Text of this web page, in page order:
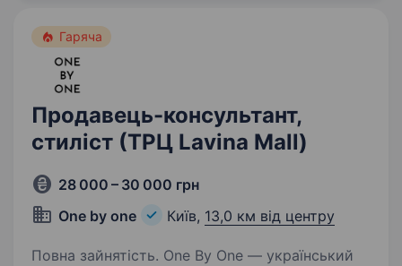
Гаряча
Продавець-консультант,
стиліст (ТРЦ Lavina Mall)
28 000 – 30 000 грн
One by one
Київ, 13,0 км від центру
Повна зайнятість. One By One — український